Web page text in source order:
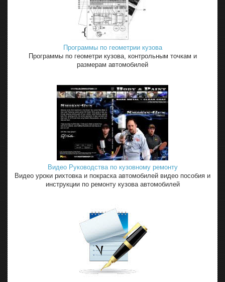
Программы по геометрии кузова
Программы по геометри кузова, контрольным точкам и
размерам автомобилей
Видео Руководства по кузовному ремонту
Видео уроки рихтовка и покраска автомобилей видео пособия и
инструкции по ремонту кузова автомобилей